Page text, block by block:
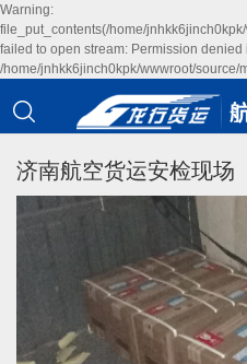
Warning:
file_put_contents(/home/
failed to open stream: Permission denied
/home/jnhkk6jinch0kpk/wwwroot/source/
济南航空货运安检现场